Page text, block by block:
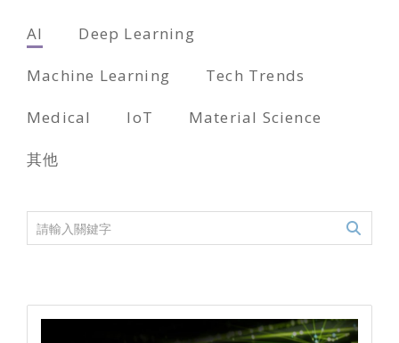
AI Deep Learning
Machine Learning Tech Trends
Medical IoT Material Science
其他